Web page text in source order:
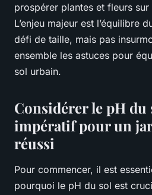
prospérer plantes et fleurs
L’enjeu majeur est l’équilibre
défi de taille, mais pas
ensemble les astuces pour
sol urbain.
Considérer le pH du
impératif pour un
réussi
Pour commencer, il est
pourquoi le pH du sol est